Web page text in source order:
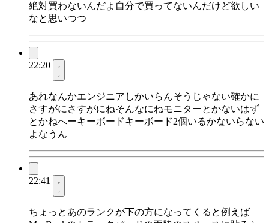
絶対買わないんだよ自分で買ってないんだけど欲しい
なと思いつつ
22:20
あれなんかエンジニアしかいらんそうじゃない確かに
さすがにさすがにねそんなにねモニターとかないはず
とかねへーキーボードキーボード2個いるかないらない
よなうん
22:41
ちょっとあのランクが下の方になってくると例えば